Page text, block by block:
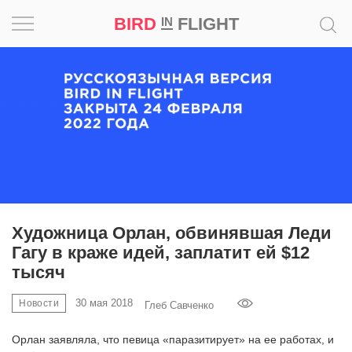
BIRD INFLIGHT
Художница Орлан, обвинявшая Леди
Гагу в краже идей, заплатит ей $12
тысяч
Новости 30 мая 2018 Глеб Савченко
Орлан заявляла, что певица «паразитирует» на ее работах, и